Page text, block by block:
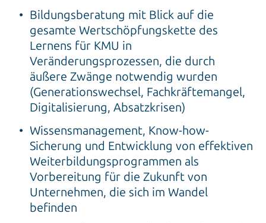
Bildungsberatung mit Blick auf die
gesamte Wertschöpfungskette des
Lernens für KMU in
Veränderungsprozessen, die durch
äußere Zwänge notwendig wurden
(Generationswechsel, Fachkräftemangel,
Digitalisierung, Absatzkrisen)
Wissensmanagement, Know-how-
Sicherung und Entwicklung von effektiven
Weiterbildungsprogrammen als
Vorbereitung für die Zukunft von
Unternehmen, die sich im Wandel
befinden